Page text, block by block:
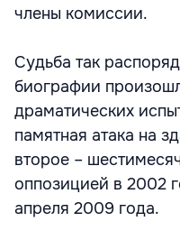
члены комиссии.
Судьба так
биографии
драматических
памятная атака на
второе –
оппозицией в 2002
апреля 2009 года.